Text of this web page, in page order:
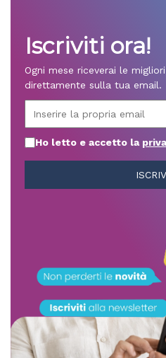
Iscriviti ora!
Ogni mese riceverai le
direttamente sulla tua email.
Ho letto e accetto la